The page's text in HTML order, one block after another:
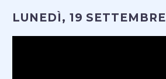
LUNEDÌ, 19 SETTEMBRE